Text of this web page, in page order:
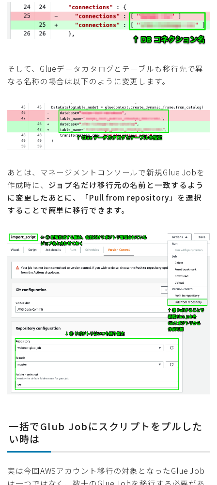
そして、Glueデータカタログとテーブルも移行先で異
なる名称の場合は以下のように変更します。
あとは、マネージメントコンソールで新規Glue Jobを
作成時に、 ジョブ名だけ移行元の名前と一致するよう
に変更したあとに、「Pull from repository」を選択
することで簡単に移行できます。
一括でGlub Jobにスクリプトをプルした
い時は
実は今回AWSアカウント移行の対象となったGlue Job